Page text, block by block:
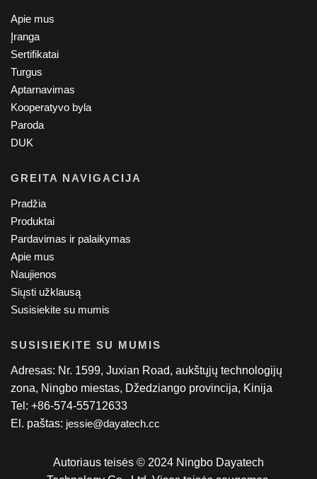
Apie mus
Įranga
Sertifikatai
Turgus
Aptarnavimas
Kooperatyvo byla
Paroda
DUK
GREITA NAVIGACIJA
Pradžia
Produktai
Pardavimas ir palaikymas
Apie mus
Naujienos
Siųsti užklausą
Susisiekite su mumis
SUSISIEKITE SU MUMIS
Adresas: Nr. 1599, Juxian Road, aukštųjų technologijų
zona, Ningbo miestas, Džedziango provincija, Kinija
Tel: +86-574-55712633
El. paštas: jessie@dayatech.cc
Autoriaus teisės © 2024 Ningbo Dayatech